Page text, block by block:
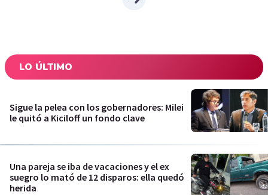
LO ÚLTIMO
Sigue la pelea con los gobernadores: Milei
le quitó a Kiciloff un fondo clave
Una pareja se iba de vacaciones y el ex
suegro lo mató de 12 disparos: ella quedó
herida